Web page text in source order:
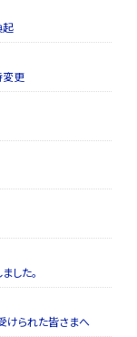
起
変更
した。
けられた皆さまへ